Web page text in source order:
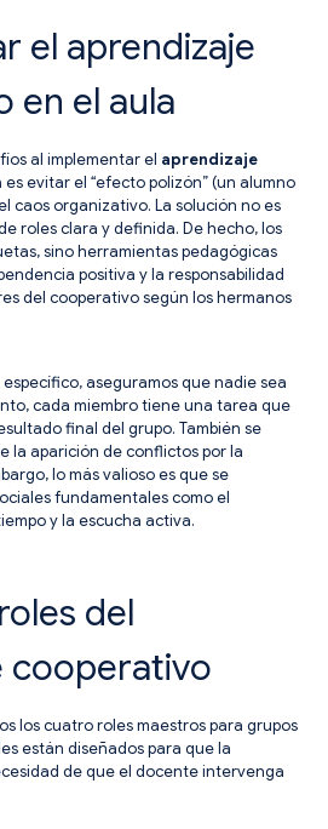
el aprendizaje
en el aula
al implementar el aprendizaje
es evitar el “efecto polizón” (un alumno
caos organizativo. La solución no es
roles clara y definida. De hecho, los
sino herramientas pedagógicas
positiva y la responsabilidad
del cooperativo según los hermanos
aseguramos que nadie sea
cada miembro tiene una tarea que
final del grupo. También se
la aparición de conflictos por la
lo más valioso es que se
fundamentales como el
y la escucha activa.
del
cooperativo
los cuatro roles maestros para grupos
están diseñados para que la
de que el docente intervenga